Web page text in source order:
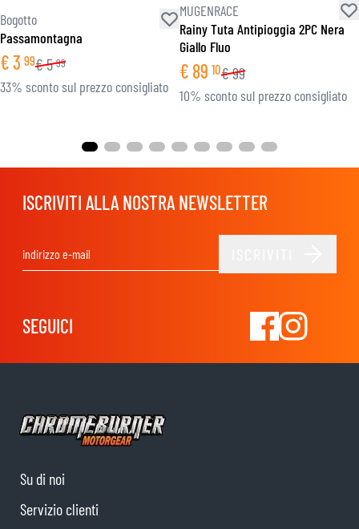
Bogotto
Passamontagna
€3 99€5 99
33% sconto sul prezzo consigliato
MUGENRACE
Rainy Tuta Antipioggia 2PC Nera
Giallo Fluo
€ 89 10€99
10% sconto sul prezzo consigliato
ISCRIVITI ALLA NOSTRA NEWSLETTER
SEGUICI
Su di noi
Servizio clienti